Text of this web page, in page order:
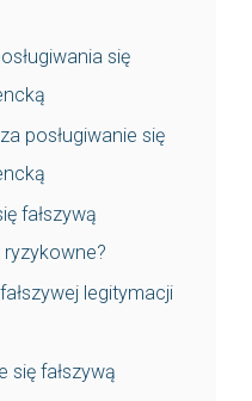
się
posługiwanie się
fałszywą
legitymacji
się fałszywą